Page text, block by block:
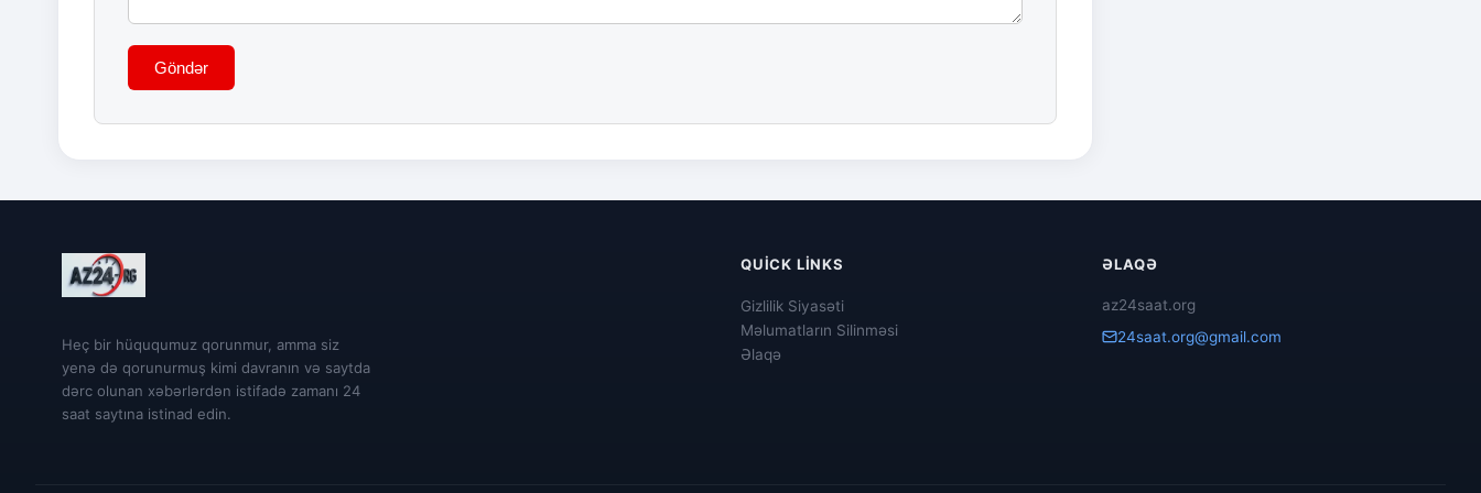
Göndər
Heç bir hüququmuz qorunmur, amma siz
yenə də qorunurmuş kimi davranın və saytda
dərc olunan xəbərlərdən istifadə zamanı 24
saat saytına istinad edin.
QUICK LINKS
Gizlilik Siyasəti
Məlumatların Silinməsi
Əlaqə
ƏLAQƏ
az24saat.org
24saat.org@gmail.com